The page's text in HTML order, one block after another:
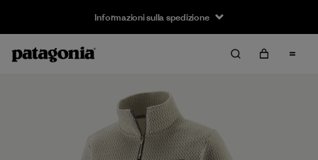
Informazioni sulla spedizione